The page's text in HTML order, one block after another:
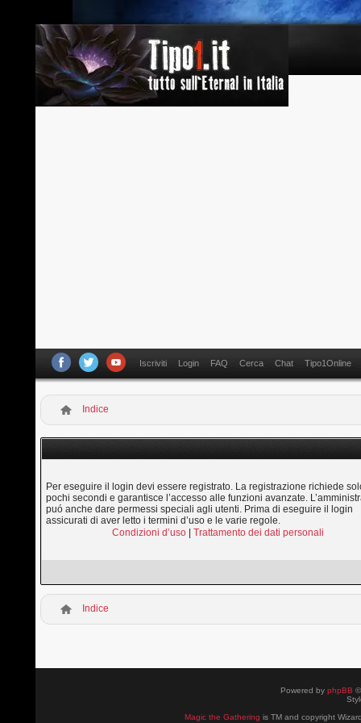
Iscriviti Login FAQ Cerca Chat Tipo1Online
Indice
Per eseguire il login devi essere registrato. La registrazione richiede
pochi secondi e garantisce l’accesso alle funzioni avanzate.
puó anche dare permessi speciali agli utenti. Prima di eseguire il login
assicurati di aver letto i termini d’uso e le varie regole.
Condizioni d’uso |Trattamento dei dati personali
Indice
Powered by phpBB
Magic the Gathering is TM and copyright